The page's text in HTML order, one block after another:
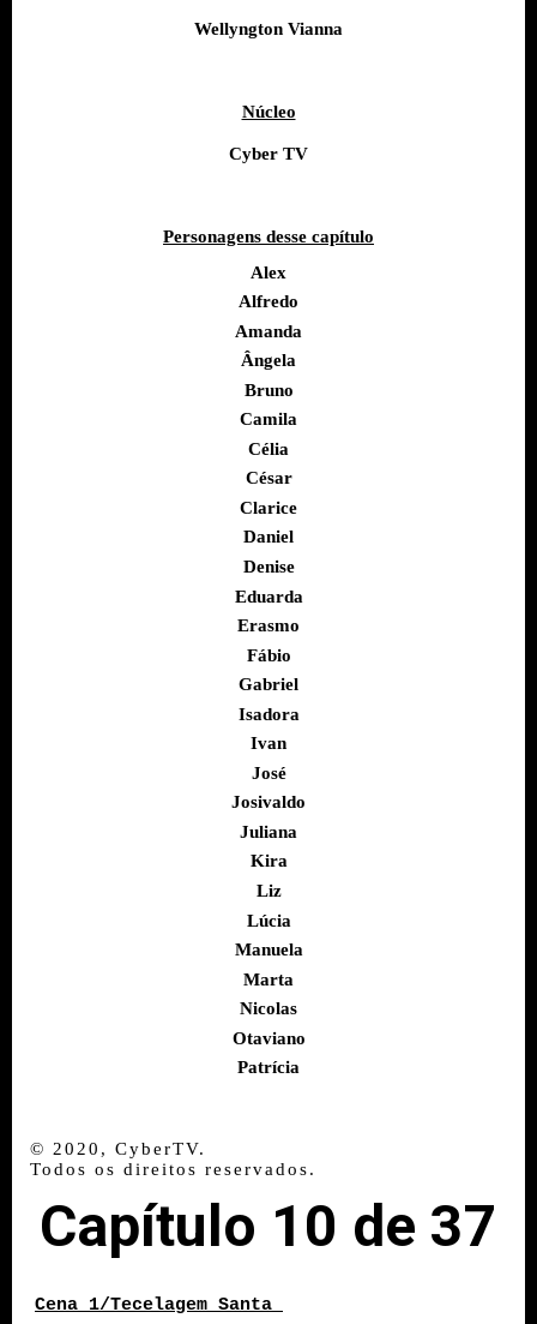
Wellyngton Vianna
Núcleo
Cyber TV
Personagens desse capítulo
Alex
Alfredo
Amanda
Ângela
Bruno
Camila
Célia
César
Clarice
Daniel
Denise
Eduarda
Erasmo
Fábio
Gabriel
Isadora
Ivan
José
Josivaldo
Juliana
Kira
Liz
Lúcia
Manuela
Marta
Nicolas
Otaviano
Patrícia
© 2020, CyberTV.
Todos os direitos reservados.
Capítulo 10 de 37
Cena 1/Tecelagem Santa